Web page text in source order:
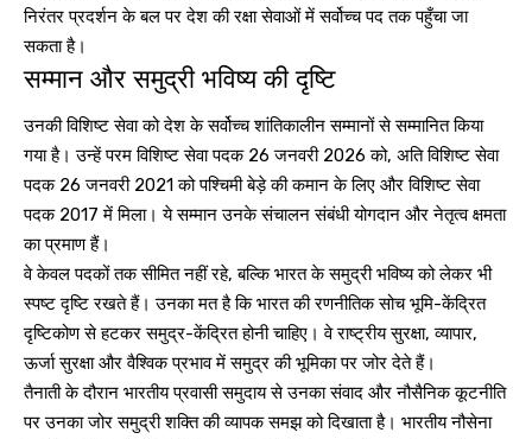
निरंतर प्रदर्शन के बल पर देश की रक्षा सेवाओं में सर्वोच्च पद तक पहुँचा जा
सकता है।
सम्मान और समुद्री भविष्य की दृष्टि
उनकी विशिष्ट सेवा को देश के सर्वोच्च शांतिकालीन सम्मानों से सम्मानित किया
गया है। उन्हें परम विशिष्ट सेवा पदक 26 जनवरी 2026 को, अति विशिष्ट सेवा
पदक 26 जनवरी 2021 को पश्चिमी बेड़े की कमान के लिए और विशिष्ट सेवा
पदक 2017 में मिला। ये सम्मान उनके संचालन संबंधी योगदान और नेतृत्व क्षमता
का प्रमाण हैं।
वे केवल पदकों तक सीमित नहीं रहे, बल्कि भारत के समुद्री भविष्य को लेकर भी
स्पष्ट दृष्टि रखते हैं। उनका मत है कि भारत की रणनीतिक सोच भूमि-केंद्रित
दृष्टिकोण से हटकर समुद्र-केंद्रित होनी चाहिए। वे राष्ट्रीय सुरक्षा, व्यापार,
ऊर्जा सुरक्षा और वैश्विक प्रभाव में समुद्र की भूमिका पर जोर देते हैं।
तैनाती के दौरान भारतीय प्रवासी समुदाय से उनका संवाद और नौसैनिक कूटनीति
पर उनका जोर समुद्री शक्ति की व्यापक समझ को दिखाता है। भारतीय नौसेना